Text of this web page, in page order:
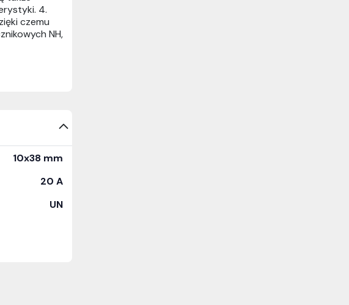
4.
czemu
NH,
10x38 mm
20 A
UN